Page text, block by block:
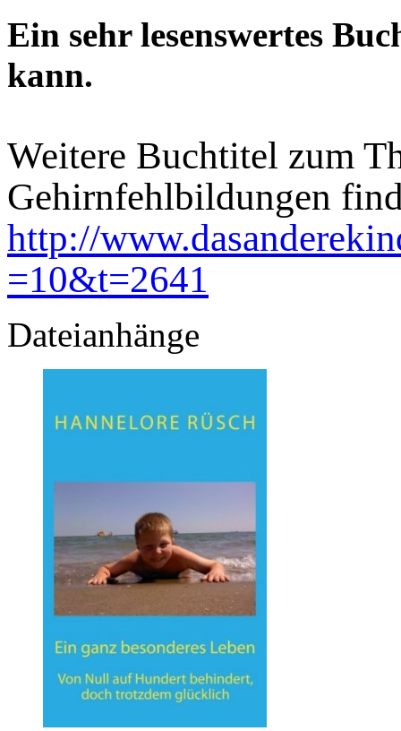
Ein sehr lesenswertes
kann.
Weitere Buchtitel zum
Gehirnfehlbildungen
http://
=10&t=2641
Dateianhänge